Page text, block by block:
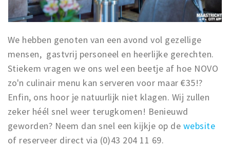
We hebben genoten van een avond vol gezellige
mensen, gastvrij personeel en heerlijke gerechten.
Stiekem vragen we ons wel een beetje af hoe NOVO
zo'n culinair menu kan serveren voor maar €35!?
Enfin, ons hoor je natuurlijk niet klagen. Wij zullen
zeker héél snel weer terugkomen! Benieuwd
geworden? Neem dan snel een kijkje op de website
of reserveer direct via (0)43 204 11 69.